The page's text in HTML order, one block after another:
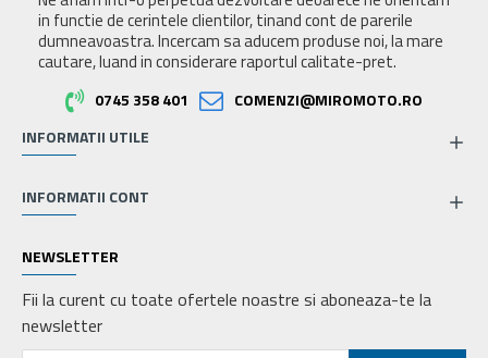
in functie de cerintele clientilor, tinand cont de parerile
dumneavoastra. Incercam sa aducem produse noi, la mare
cautare, luand in considerare raportul calitate-pret.
0745 358 401
COMENZI@MIROMOTO.RO
INFORMATII UTILE
INFORMATII CONT
NEWSLETTER
Fii la curent cu toate ofertele noastre si aboneaza-te la
newsletter